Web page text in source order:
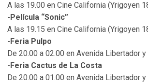
A las 19.00 en Cine California (Yrigoyen
-Película “Sonic”
A las 19.15 en Cine California (Yrigoyen
-Feria Pulpo
De 20.00 a 02.00 en Avenida Libertador y
-Feria Cactus de La Costa
De 20.00 a 01.00 en Avenida Libertador